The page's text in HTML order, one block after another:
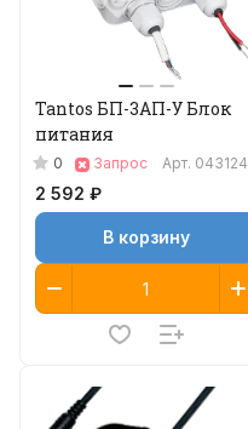
Tantos БП-3АП-У Блок
питания
0 Запрос Арт. 043124
2 592 ₽
В корзину